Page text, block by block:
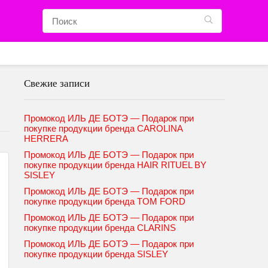
Свежие записи
Промокод ИЛЬ ДЕ БОТЭ — Подарок при
покупке продукции бренда CAROLINA
HERRERA
Промокод ИЛЬ ДЕ БОТЭ — Подарок при
покупке продукции бренда HAIR RITUEL BY
SISLEY
Промокод ИЛЬ ДЕ БОТЭ — Подарок при
покупке продукции бренда TOM FORD
Промокод ИЛЬ ДЕ БОТЭ — Подарок при
покупке продукции бренда CLARINS
Промокод ИЛЬ ДЕ БОТЭ — Подарок при
покупке продукции бренда SISLEY